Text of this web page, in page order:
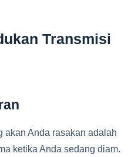
Transmisi
akan Anda rasakan adalah
ketika Anda sedang diam.